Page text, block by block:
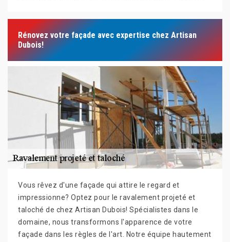
Rénovez votre façade avec expertise chez Artisan
Dubois!
Vous rêvez d'une façade qui attire le regard et
impressionne? Optez pour le ravalement projeté et
taloché de chez Artisan Dubois! Spécialistes dans le
domaine, nous transformons l'apparence de votre
façade dans les règles de l'art. Notre équipe hautement